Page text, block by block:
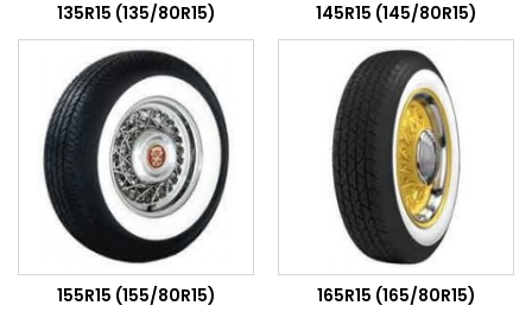
135R15 (135/80R15) 145R15 (145/80R15)
155R15 (155/80R15) 165R15 (165/80R15)